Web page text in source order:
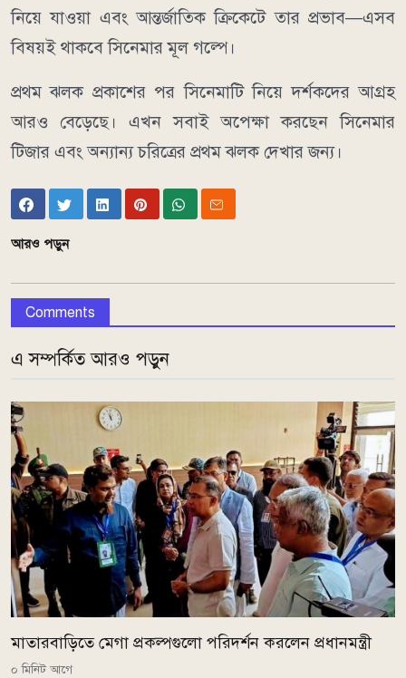
নিয়ে যাওয়া এবং আন্তর্জাতিক ক্রিকেটে তার প্রভাব—এসব
বিষয়ই থাকবে সিনেমার মূল গল্পে।
প্রথম ঝলক প্রকাশের পর সিনেমাটি নিয়ে দর্শকদের আগ্রহ
আরও বেড়েছে। এখন সবাই অপেক্ষা করছেন সিনেমার
টিজার এবং অন্যান্য চরিত্রের প্রথম ঝলক দেখার জন্য।
আরও পড়ুন
Comments
এ সম্পর্কিত আরও পড়ুন
মাতারবাড়িতে মেগা প্রকল্পগুলো পরিদর্শন করলেন প্রধানমন্ত্রী
০ মিনিট আগে